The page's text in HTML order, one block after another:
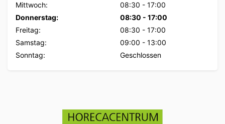
Mittwoch:
08:30 - 17:00
Donnerstag:
08:30 - 17:00
Freitag:
08:30 - 17:00
Samstag:
09:00 - 13:00
Sonntag:
Geschlossen